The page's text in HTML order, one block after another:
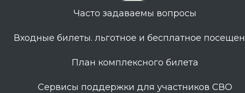
Часто задаваемы вопросы
Входные билеты. льготное и бесплатное
План комплексного билета
Сервисы поддержки для участников СВО